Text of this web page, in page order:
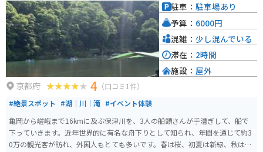
京都府 4 （口コミ1件）
#絶景スポット #湖｜川｜滝 #イベント体験
亀岡から嵯峨まで16kmに及ぶ保津川を、3人の船頭さんが手漕ぎして、船で
下っていきます。近年世界的に有名な舟下りとして知られ、年間を通じて約3
0万の観光客が訪れ、外国人もとても多いです。春は桜、初夏は新緑、秋は紅
駐車： 駐車場あり
予算： 6000円
混雑： 少し混んでいる
滞在： 2時間
施設： 屋外